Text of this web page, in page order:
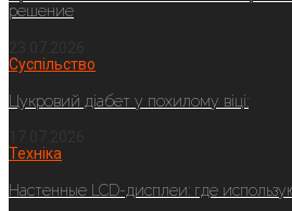
решение
Суспільство
Цукровий діабет у похилому віці:
Техніка
Настенные LCD-дисплеи: где